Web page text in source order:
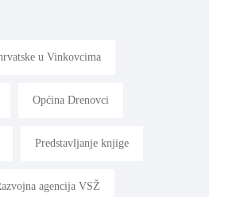
u Vinkovcima
Općina Drenovci
Predstavljanje knjige
agencija VSŽ